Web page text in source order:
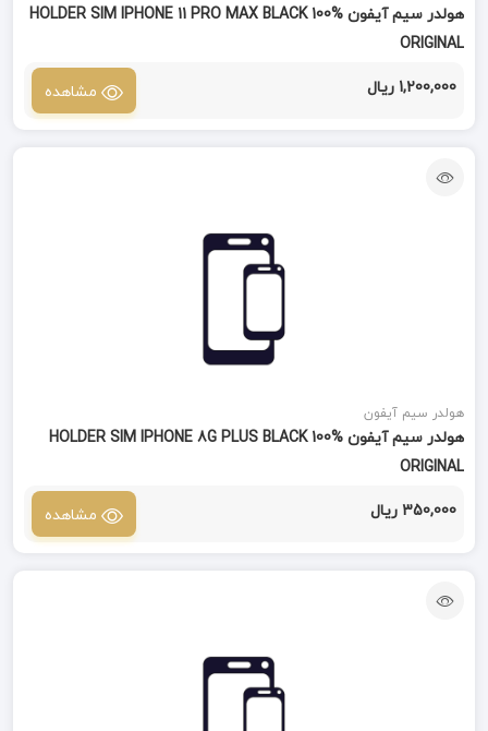
هولدر سیم آیفون HOLDER SIM IPHONE 11 PRO MAX BLACK 100%
ORIGINAL
1,200,000 ریال مشاهده
هولدر سیم آیفون
هولدر سیم آیفون HOLDER SIM IPHONE 8G PLUS BLACK 100%
ORIGINAL
350,000 ریال مشاهده